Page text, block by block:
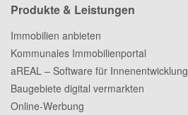
Produkte & Leistungen
Immobilien anbieten
Kommunales Immobilienportal
aREAL – Software für Innenentwicklung
Baugebiete digital vermarkten
Online-Werbung